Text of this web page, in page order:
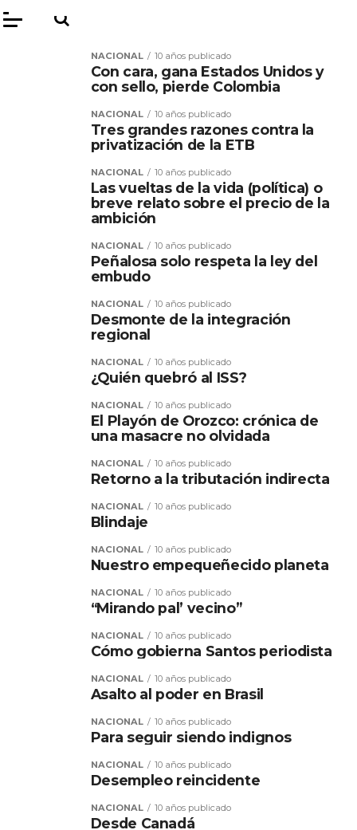
NACIONAL 10 años publicado
Con cara, gana Estados Unidos y
con sello, pierde Colombia
NACIONAL 10 años publicado
Tres grandes razones contra la
privatización de la ETB
NACIONAL 10 años publicado
Las vueltas de la vida (política) o
breve relato sobre el precio de la
ambición
NACIONAL 10 años publicado
Peñalosa solo respeta la ley del
embudo
NACIONAL 10 años publicado
Desmonte de la integración
regional
NACIONAL 10 años publicado
¿Quién quebró al ISS?
NACIONAL 10 años publicado
El Playón de Orozco: crónica de
una masacre no olvidada
NACIONAL 10 años publicado
Retorno a la tributación indirecta
NACIONAL 10 años publicado
Blindaje
NACIONAL 10 años publicado
Nuestro empequeñecido planeta
NACIONAL 10 años publicado
“Mirando pal’ vecino”
NACIONAL 10 años publicado
Cómo gobierna Santos periodista
NACIONAL 10 años publicado
Asalto al poder en Brasil
NACIONAL 10 años publicado
Para seguir siendo indignos
NACIONAL 10 años publicado
Desempleo reincidente
NACIONAL 10 años publicado
Desde Canadá